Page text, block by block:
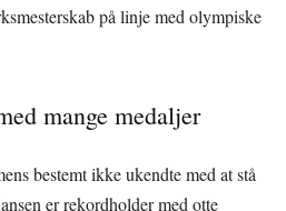
på linje med olympiske
mange medaljer
bestemt ikke ukendte med at stå
er rekordholder med otte